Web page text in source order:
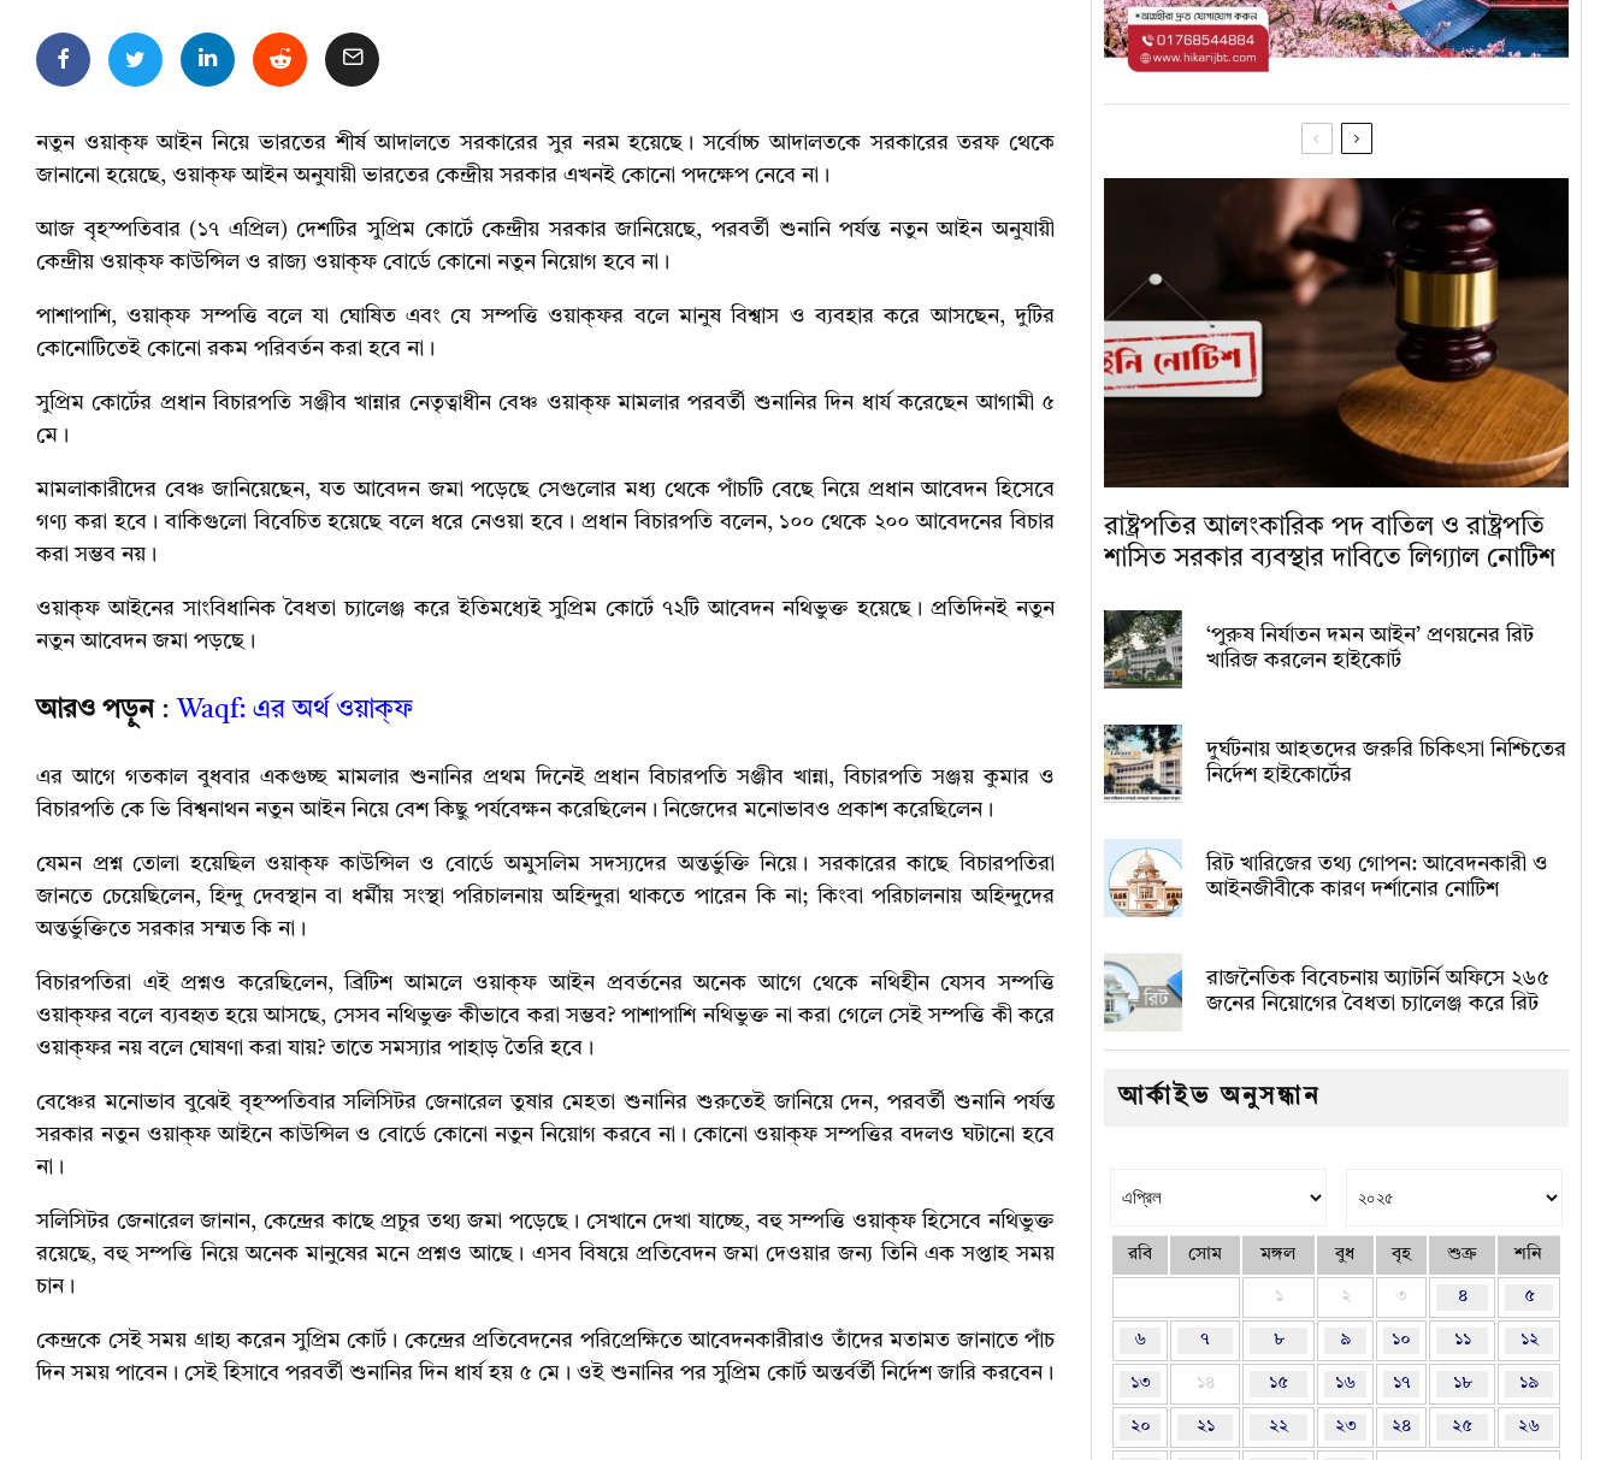
নতুন ওয়াক্ফ আইন নিয়ে ভারতের শীর্ষ আদালতে সরকারের সুর নরম হয়েছে। সর্বোচ্চ আদালতকে সরকারের তরফ থেকে
জানানো হয়েছে, ওয়াক্ফ আইন অনুযায়ী ভারতের কেন্দ্রীয় সরকার এখনই কোনো পদক্ষেপ নেবে না।
আজ বৃহস্পতিবার (১৭ এপ্রিল) দেশটির সুপ্রিম কোর্টে কেন্দ্রীয় সরকার জানিয়েছে, পরবর্তী শুনানি পর্যন্ত নতুন আইন অনুযায়ী
কেন্দ্রীয় ওয়াক্ফ কাউন্সিল ও রাজ্য ওয়াক্ফ বোর্ডে কোনো নতুন নিয়োগ হবে না।
পাশাপাশি, ওয়াক্ফ সম্পত্তি বলে যা ঘোষিত এবং যে সম্পত্তি ওয়াক্ফর বলে মানুষ বিশ্বাস ও ব্যবহার করে আসছেন, দুটির
কোনোটিতেই কোনো রকম পরিবর্তন করা হবে না।
সুপ্রিম কোর্টের প্রধান বিচারপতি সঞ্জীব খান্নার নেতৃত্বাধীন বেঞ্চ ওয়াক্ফ মামলার পরবর্তী শুনানির দিন ধার্য করেছেন আগামী ৫
মে।
মামলাকারীদের বেঞ্চ জানিয়েছেন, যত আবেদন জমা পড়েছে সেগুলোর মধ্য থেকে পাঁচটি বেছে নিয়ে প্রধান আবেদন হিসেবে
গণ্য করা হবে। বাকিগুলো বিবেচিত হয়েছে বলে ধরে নেওয়া হবে। প্রধান বিচারপতি বলেন, ১০০ থেকে ২০০ আবেদনের বিচার
করা সম্ভব নয়।
ওয়াক্ফ আইনের সাংবিধানিক বৈধতা চ্যালেঞ্জ করে ইতিমধ্যেই সুপ্রিম কোর্টে ৭২টি আবেদন নথিভুক্ত হয়েছে। প্রতিদিনই নতুন
নতুন আবেদন জমা পড়ছে।
আরও পড়ুন: Waqf: এর অর্থ ওয়াক্ফ
এর আগে গতকাল বুধবার একগুচ্ছ মামলার শুনানির প্রথম দিনেই প্রধান বিচারপতি সঞ্জীব খান্না, বিচারপতি সঞ্জয় কুমার ও
বিচারপতি কে ভি বিশ্বনাথন নতুন আইন নিয়ে বেশ কিছু পর্যবেক্ষন করেছিলেন। নিজেদের মনোভাবও প্রকাশ করেছিলেন।
যেমন প্রশ্ন তোলা হয়েছিল ওয়াক্ফ কাউন্সিল ও বোর্ডে অমুসলিম সদস্যদের অন্তর্ভুক্তি নিয়ে। সরকারের কাছে বিচারপতিরা
জানতে চেয়েছিলেন, হিন্দু দেবস্থান বা ধর্মীয় সংস্থা পরিচালনায় অহিন্দুরা থাকতে পারেন কি না; কিংবা পরিচালনায় অহিন্দুদের
অন্তর্ভুক্তিতে সরকার সম্মত কি না।
বিচারপতিরা এই প্রশ্নও করেছিলেন, ব্রিটিশ আমলে ওয়াক্ফ আইন প্রবর্তনের অনেক আগে থেকে নথিহীন যেসব সম্পত্তি
ওয়াক্‌ফর বলে ব্যবহৃত হয়ে আসছে, সেসব নথিভুক্ত কীভাবে করা সম্ভব? পাশাপাশি নথিভুক্ত না করা গেলে সেই সম্পত্তি কী করে
ওয়াক্‌ফর নয় বলে ঘোষণা করা যায়? তাতে সমস্যার পাহাড় তৈরি হবে।
বেঞ্চের মনোভাব বুঝেই বৃহস্পতিবার সলিসিটর জেনারেল তুষার মেহতা শুনানির শুরুতেই জানিয়ে দেন, পরবর্তী শুনানি পর্যন্ত
সরকার নতুন ওয়াক্ফ আইনে কাউন্সিল ও বোর্ডে কোনো নতুন নিয়োগ করবে না। কোনো ওয়াক্ফ সম্পত্তির বদলও ঘটানো হবে
না।
সলিসিটর জেনারেল জানান, কেন্দ্রের কাছে প্রচুর তথ্য জমা পড়েছে। সেখানে দেখা যাচ্ছে, বহু সম্পত্তি ওয়াক্ফ হিসেবে নথিভুক্ত
রয়েছে, বহু সম্পত্তি নিয়ে অনেক মানুষের মনে প্রশ্নও আছে। এসব বিষয়ে প্রতিবেদন জমা দেওয়ার জন্য তিনি এক সপ্তাহ সময়
চান।
কেন্দ্রকে সেই সময় গ্রাহ্য করেন সুপ্রিম কোর্ট। কেন্দ্রের প্রতিবেদনের পরিপ্রেক্ষিতে আবেদনকারীরাও তাঁদের মতামত জানাতে পাঁচ
দিন সময় পাবেন। সেই হিসাবে পরবর্তী শুনানির দিন ধার্য হয় ৫ মে। ওই শুনানির পর সুপ্রিম কোর্ট অন্তর্বর্তী নির্দেশ জারি করবেন।
রাষ্ট্রপতির আলংকারিক পদ বাতিল ও রাষ্ট্রপতি
শাসিত সরকার ব্যবস্থার দাবিতে লিগ্যাল নোটিশ
‘পুরুষ নির্যাতন দমন আইন’ প্রণয়নের রিট
খারিজ করলেন হাইকোর্ট
দুর্ঘটনায় আহতদের জরুরি চিকিৎসা নিশ্চিতের
নির্দেশ হাইকোর্টের
রিট খারিজের তথ্য গোপন: আবেদনকারী ও
আইনজীবীকে কারণ দর্শানোর নোটিশ
রাজনৈতিক বিবেচনায় অ‍্যাটর্নি অফিসে ২৬৫
জনের নিয়োগের বৈধতা চ্যালেঞ্জ করে রিট
আর্কাইভ অনুসন্ধান
রবি সোম মঙ্গল বুধ বৃহ শুক্র শনি
১ ২ ৩ ৪ ৫
৬ ৭ ৮ ৯ ১০ ১১ ১২
১৩ ১৪ ১৫ ১৬ ১৭ ১৮ ১৯
২০ ২১ ২২ ২৩ ২৪ ২৫ ২৬